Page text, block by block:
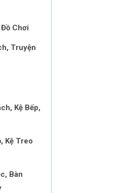
Chơi
Truyện
Kệ Bếp,
Kệ Treo
Bàn